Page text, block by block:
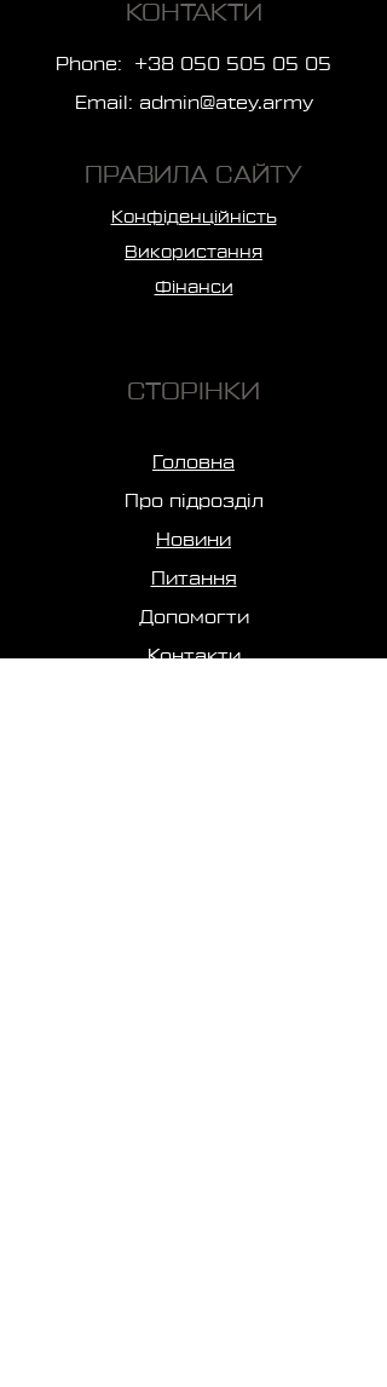
КОНТАКТИ
Phone: +38 050 505 05 05
Email: admin@atey.army
ПРАВИЛА САЙТУ
Конфіденційність
Використання
Фінанси
СТОРІНКИ
Головна
Про підрозділ
Новини
Питання
Допомогти
Контакти